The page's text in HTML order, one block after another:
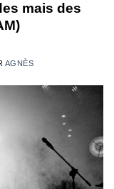
mais des
AGNÈS